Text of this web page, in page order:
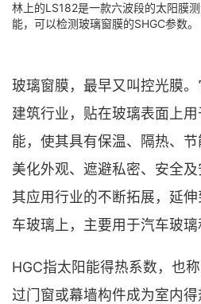
林上的LS182是一款六波段的太阳膜
能，可以检测玻璃窗膜的SHGC参数。
玻璃窗膜，最早又叫控光膜
建筑行业，贴在玻璃表面上
能，使其具有保温、隔热、节
美化外观、遮避私密、安全
其应用行业的不断拓展，延
车玻璃上，主要用于汽车玻璃
HGC指太阳能得热系数，也
过门窗或幕墙构件成为室内